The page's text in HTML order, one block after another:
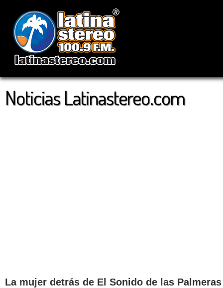
Noticias Latinastereo.com
La mujer detrás de El Sonido de las Palmeras